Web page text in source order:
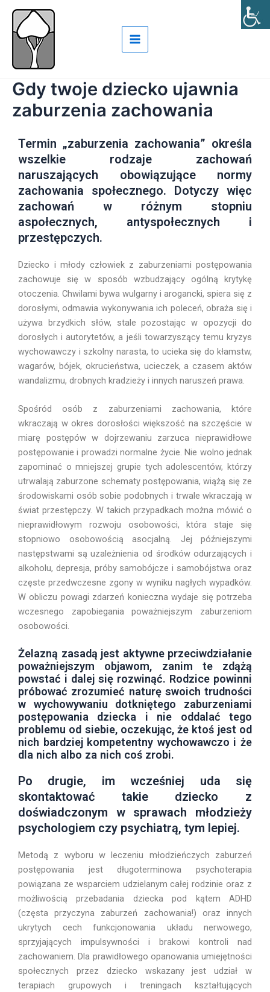
Skip
content
Menu
Gdy twoje dziecko ujawnia
zaburzenia zachowania
Termin „zaburzenia zachowania” określa
wszelkie rodzaje zachowań
naruszających obowiązujące normy
zachowania społecznego. Dotyczy więc
zachowań w różnym stopniu
aspołecznych, antyspołecznych i
przestępczych.
Dziecko i młody człowiek z zaburzeniami postępowania
zachowuje się w sposób wzbudzający ogólną krytykę
otoczenia. Chwilami bywa wulgarny i arogancki, spiera się z
dorosłymi, odmawia wykonywania ich poleceń, obraża się i
używa brzydkich słów, stale pozostając w opozycji do
dorosłych i autorytetów, a jeśli towarzyszący temu kryzys
wychowawczy i szkolny narasta, to ucieka się do kłamstw,
wagarów, bójek, okrucieństwa, ucieczek, a czasem aktów
wandalizmu, drobnych kradzieży i innych naruszeń prawa.
Spośród osób z zaburzeniami zachowania, które
wkraczają w okres dorosłości większość na szczęście w
miarę postępów w dojrzewaniu zarzuca nieprawidłowe
postępowanie i prowadzi normalne życie. Nie wolno jednak
zapominać o mniejszej grupie tych adolescentów, którzy
utrwalają zaburzone schematy postępowania, wiążą się ze
środowiskami osób sobie podobnych i trwale wkraczają w
świat przestępczy. W takich przypadkach można mówić o
nieprawidłowym rozwoju osobowości, która staje się
stopniowo osobowością asocjalną. Jej późniejszymi
następstwami są uzależnienia od środków odurzających i
alkoholu, depresja, próby samobójcze i samobójstwa oraz
częste przedwczesne zgony w wyniku nagłych wypadków.
W obliczu powagi zdarzeń konieczna wydaje się potrzeba
wczesnego zapobiegania poważniejszym zaburzeniom
osobowości.
Żelazną zasadą jest aktywne przeciwdziałanie
poważniejszym objawom, zanim te zdążą
powstać i dalej się rozwinąć. Rodzice powinni
próbować zrozumieć naturę swoich trudności
w wychowywaniu dotkniętego zaburzeniami
postępowania dziecka i nie oddalać tego
problemu od siebie, oczekując, że ktoś jest od
nich bardziej kompetentny wychowawczo i że
dla nich albo za nich coś zrobi.
Po drugie, im wcześniej uda się
skontaktować takie dziecko z
doświadczonym w sprawach młodzieży
psychologiem czy psychiatrą, tym lepiej.
Metodą z wyboru w leczeniu młodzieńczych zaburzeń
postępowania jest długoterminowa psychoterapia
powiązana ze wsparciem udzielanym całej rodzinie oraz z
możliwością przebadania dziecka pod kątem ADHD
(częsta przyczyna zaburzeń zachowania!) oraz innych
ukrytych cech funkcjonowania układu nerwowego,
sprzyjających impulsywności i brakowi kontroli nad
zachowaniem. Dla prawidłowego opanowania umiejętności
społecznych przez dziecko wskazany jest udział w
terapiach grupowych i treningach kształtujących